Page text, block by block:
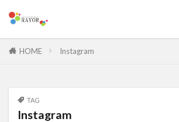
HOME Instagram
TAG
Instagram